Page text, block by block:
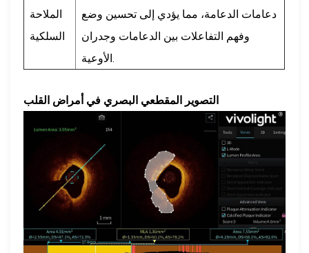
الملاحة
السلكية
دعامات الدعامة، مما يؤدي إلى تحسين وضع
وفهم التفاعلات بين الدعامات وجدران
التصوير المقطعي البصري في أمراض القلب